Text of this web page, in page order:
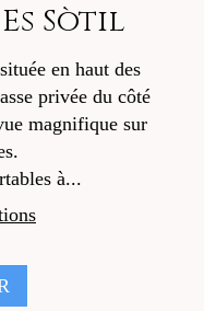
Sòtil
en haut des
privée du côté
magnifique sur
à...